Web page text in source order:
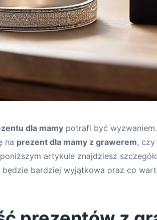
dla mamy potrafi być
na prezent dla mamy z grawerem,
artykule znajdziesz
bardziej wyjątkowa oraz co